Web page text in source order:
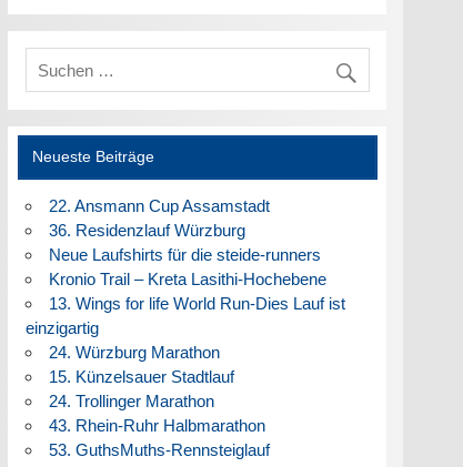
Neueste Beiträge
22. Ansmann Cup Assamstadt
36. Residenzlauf Würzburg
Neue Laufshirts für die steide-runners
Kronio Trail – Kreta Lasithi-Hochebene
13. Wings for life World Run-Dies Lauf ist
einzigartig
24. Würzburg Marathon
15. Künzelsauer Stadtlauf
24. Trollinger Marathon
43. Rhein-Ruhr Halbmarathon
53. GuthsMuths-Rennsteiglauf